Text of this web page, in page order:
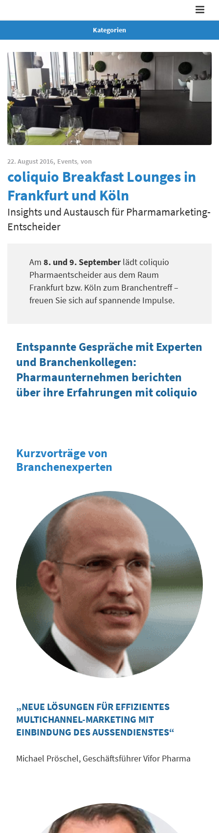
Kategorien
22. August 2016, Events, von
coliquio Breakfast Lounges in
Frankfurt und Köln
Insights und Austausch für Pharmamarketing-
Entscheider
Am 8. und 9. Septemberlädt coliquio
Pharmaentscheider aus dem Raum
Frankfurt bzw. Köln zum Branchentreff –
freuen Sie sich auf spannende Impulse.
Entspannte Gespräche mit Experten
und Branchenkollegen:
Pharmaunternehmen berichten
über ihre Erfahrungen mit coliquio
Kurzvorträge von
Branchenexperten
„NEUE LÖSUNGEN FÜR EFFIZIENTES
MULTICHANNEL-MARKETING MIT
EINBINDUNG DES AUSSENDIENSTES“
Michael Pröschel, Geschäftsführer Vifor Pharma